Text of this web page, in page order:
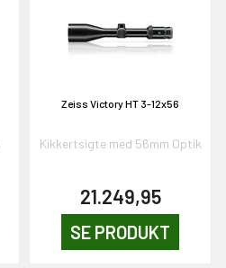
Zeiss Victory HT 3-12x56
Kikkertsigte med 56mm Optik
21.249,95
SE PRODUKT